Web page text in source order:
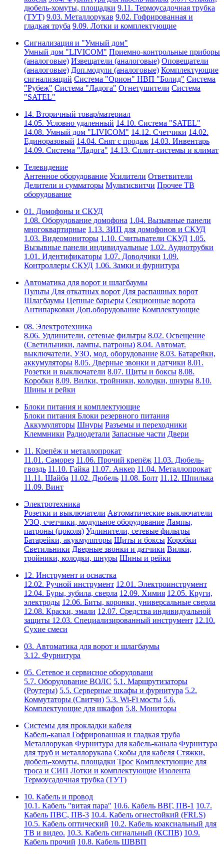
дюбель-хомуты, площадки 9.11. Термоусадочная трубка
(ТУТ) 9.03. Металлорукав 9.02. Гофрированная и
гладкая труба 9.09. Лотки и комплектующие
Сигнализация и "Умный дом"
Умный дом "LIVICOM" Приемно-контрольные приборы
(аналоговые) Извещатели (аналоговые) Оповещатели
(аналоговые) Доп.модули (аналоговые) Комплектующие
сигнализаций Система "Орион" НВП "Болид" Система
"Рубеж" Система "Ладога" Огнетушители Система
"SATEL"
14. Вторичный товар/материал
14.05. Условно удаленный 14.10. Система "SATEL"
14.08. Умный дом "LIVICOM" 14.12. Счетчики 14.02.
Единоразовый 14.04. Снят с продаж 14.03. Инвентарь
14.09. Система "Ладога" 14.13. Сплит-системы и климат
Телевидение
Антенное оборудование Усилители Ответвители
Делители и сумматоры Мультисвитчи Прочее ТВ
оборудование
01. Домофоны и СКУД
1.08. Оборудование домофона 1.04. Вызывные панели
многоквартирные 1.13. ЗИП для домофонов и СКУД
1.03. Видеомониторы 1.10. Считыватели СКУД 1.05.
Вызывные панели индивидуальные 1.02. Аудиотрубки
1.01. Идентификаторы 1.07. Доводчики 1.09.
Контроллеры СКУД 1.06. Замки и фурнитура
Автоматика для ворот и шлагбаумы
Пульты Для откатных ворот Для распашных ворот
Шлагбаумы Цепные барьеры Секционные ворота
Антипарковки Доп.оборудование Комплектующие
08. Электротехника
8.06. Удлинители, сетевые фильтры 8.02. Освещение
(Светильники, лампы, патроны) 8.04. Автомат.
выключатели, УЗО, мод. оборудование 8.03. Батарейки,
аккумуляторы 8.05. Дверные звонки и датчики 8.01.
Розетки и выключатели 8.07. Щиты и боксы 8.08.
Коробки 8.09. Вилки, тройники, колодки, шнуры 8.10.
Шины и рейки
Блоки питания и комплектующие
Блоки питания Блоки резервного питания
Аккумуляторы Шнуры Разъемы и переходники
Клеммники Радиодетали Запасные части Двери
11. Крепёж и металлопрокат
11.01. Саморез 11.06. Прочий крепёж 11.03. Дюбель-
гвоздь 11.10. Гайка 11.07. Анкер 11.04. Металлопрокат
11.11. Шайба 11.02. Дюбель 11.08. Болт 11.12. Шпилька
11.09. Винт
Электротехника
Розетки и выключатели Автоматические выключатели
УЗО, счетчики, модульное оборудование Лампы,
патроны (цоколя) Удлинители, сетевые фильтры
Батарейки, акукмуляторы Щиты и боксы Коробки
Светильники Дверные звонки и датчики Вилки,
тройники, колодки, шнуры Шины и рейки
12. Инструмент и оснастка
12.02. Ручной инструмент 12.01. Электроинструмент
12.04. Буры, зубила, сверла 12.09. Химия 12.05. Круги,
электроды 12.06. Биты, коронки, универсальные сверла
12.08. Краски, эмали 12.07. Средства индивидуальной
защиты 12.03. Специализированный инструмент 12.10.
Сухие смеси
03. Автоматика для ворот и шлагбаумы
3.12. Фурнитура
05. Сетевое и сервисное оборудовани
5.7. Оборудование ВОЛС 5.1. Маршрутизаторы
(Роутеры) 5.5. Серверные шкафы и фурнитура 5.2.
Коммутаторы (Свитчи) 5.3. Wi-Fi мосты 5.6.
Комплектующие для шкафов 5.8. Мониторы
Системы для прокладки кабеля
Кабель-канал Гофрированная и гладкая труба
Металлорукав Фурнитура для кабель-канала Фурнитура
для труб и металлорукава Скобы для кабеля Стяжки,
дюбель-хомуты, площадки Трос Комплектующие для
троса и СИП Лотки и комплектующие Изолента
Термоусадочная трубка (ТУТ)
10. Кабель и провод
10.1. Кабель "витая пара" 10.6. Кабель ВВГ, ПВ-1 10.7.
Кабель ПВС, ПВ-3 10.4. Кабель огнестойкий (FRLS)
10.5. Кабель оптический 10.2. Кабель коаксиальный для
ТВ и видео. 10.3. Кабель сигнальный (КСПВ) 10.9.
Кабель прочий 10.8. Кабель ШВВП